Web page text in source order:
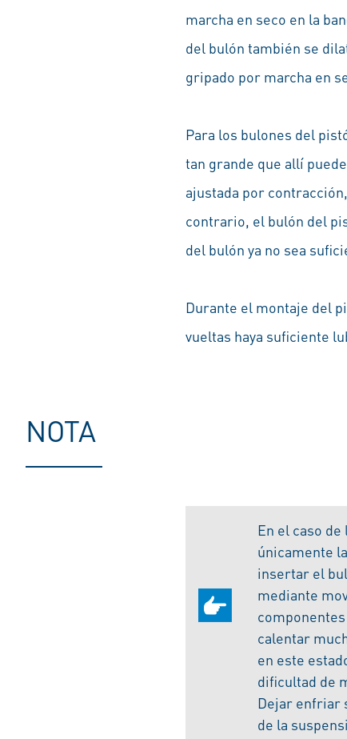
marcha en seco en la
del bulón también se
gripado por marcha en
Para los bulones del
tan grande que allí
ajustada por
contrario, el bulón del
del bulón ya no sea
Durante el montaje del
vueltas haya suficiente
NOTA
En el caso
únicamente
insertar el
mediante
calentar
en este
dificultad de
Dejar enfriar
de la